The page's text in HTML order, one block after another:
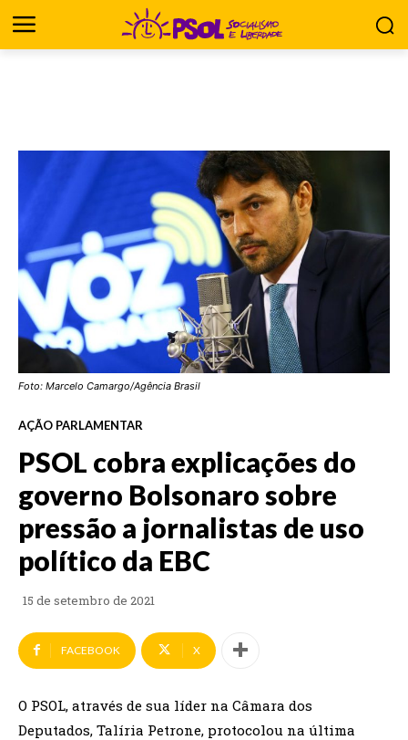
Foto: Marcelo Camargo/Agência Brasil
AÇÃO PARLAMENTAR
PSOL cobra explicações do
governo Bolsonaro sobre
pressão a jornalistas de uso
político da EBC
15 de setembro de 2021
FACEBOOK X
O PSOL, através de sua líder na Câmara dos
Deputados, Talíria Petrone, protocolou na última